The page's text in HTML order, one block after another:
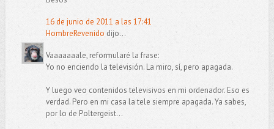
16 de junio de 2011 a las 17:41
HombreRevenido dijo...
Vaaaaaaale, reformularé la frase:
Yo no enciendo la televisión. La miro, sí, pero apagada.
Y luego veo contenidos televisivos en mi ordenador. Eso es
verdad. Pero en mi casa la tele siempre apagada. Ya sabes,
por lo de Poltergeist...